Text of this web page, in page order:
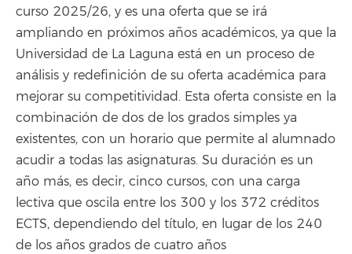
curso 2025/26, y es una oferta que se irá
ampliando en próximos años académicos, ya que la
Universidad de La Laguna está en un proceso de
análisis y redefinición de su oferta académica para
mejorar su competitividad. Esta oferta consiste en la
combinación de dos de los grados simples ya
existentes, con un horario que permite al alumnado
acudir a todas las asignaturas. Su duración es un
año más, es decir, cinco cursos, con una carga
lectiva que oscila entre los 300 y los 372 créditos
ECTS, dependiendo del título, en lugar de los 240
de los años grados de cuatro años